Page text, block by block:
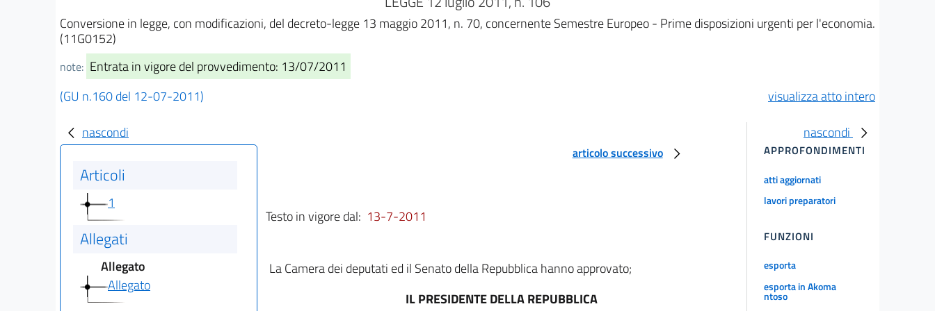
Conversione in legge, con modificazioni, del decreto-legge 13 maggio 2011, n. 70, concernente Semestre Europeo - Prime disposizioni urgenti per l'economia.
(11G0152)
note: Entrata in vigore del provvedimento: 13/07/2011
(GU n.160 del 12-07-2011)
visualizza atto intero
nascondi
Articoli
1
Allegati
Allegato
Allegato
articolo successivo
Testo in vigore dal: 13-7-2011
La Camera dei deputati ed il Senato della Repubblica hanno approvato;
IL PRESIDENTE DELLA REPUBBLICA
nascondi
APPROFONDIMENTI
atti aggiornati
lavori preparatori
FUNZIONI
esporta
esporta in Akoma
ntoso